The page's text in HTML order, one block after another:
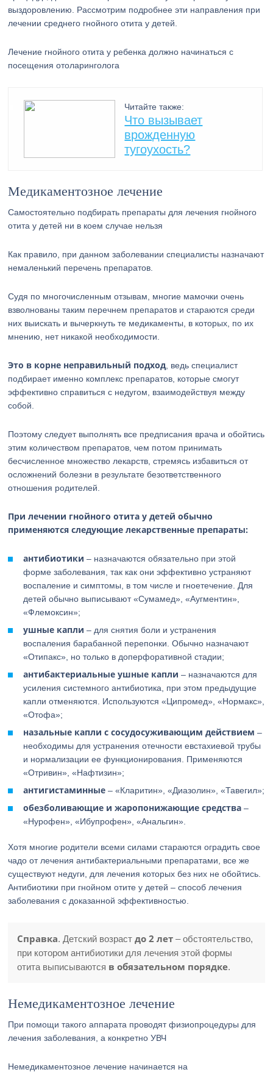
выздоровлению. Рассмотрим подробнее эти направления при
лечении среднего гнойного отита у детей.
Лечение гнойного отита у ребенка должно начинаться с
посещения отоларинголога
Читайте также:
Что вызывает
врожденную
тугоухость?
Медикаментозное лечение
Самостоятельно подбирать препараты для лечения гнойного
отита у детей ни в коем случае нельзя
Как правило, при данном заболевании специалисты назначают
немаленький перечень препаратов.
Судя по многочисленным отзывам, многие мамочки очень
взволнованы таким перечнем препаратов и стараются среди
них выискать и вычеркнуть те медикаменты, в которых, по их
мнению, нет никакой необходимости.
Это в корне неправильный подход , ведь специалист
подбирает именно комплекс препаратов, которые смогут
эффективно справиться с недугом, взаимодействуя между
собой.
Поэтому следует выполнять все предписания врача и обойтись
этим количеством препаратов, чем потом принимать
бесчисленное множество лекарств, стремясь избавиться от
осложнений болезни в результате безответственного
отношения родителей.
При лечении гнойного отита у детей обычно
применяются следующие лекарственные препараты:
антибиотики – назначаются обязательно при этой
форме заболевания, так как они эффективно устраняют
воспаление и симптомы, в том числе и гноетечение. Для
детей обычно выписывают «Сумамед», «Аугментин»,
«Флемоксин»;
ушные капли – для снятия боли и устранения
воспаления барабанной перепонки. Обычно назначают
«Отипакс», но только в доперфоративной стадии;
антибактериальные ушные капли – назначаются для
усиления системного антибиотика, при этом предыдущие
капли отменяются. Используются «Ципромед», «Нормакс»,
«Отофа»;
назальные капли с сосудосуживающим действием –
необходимы для устранения отечности евстахиевой трубы
и нормализации ее функционирования. Применяются
«Отривин», «Нафтизин»;
антигистаминные – «Кларитин», «Диазолин», «Тавегил»;
обезболивающие и жаропонижающие средства –
«Нурофен», «Ибупрофен», «Анальгин».
Хотя многие родители всеми силами стараются оградить свое
чадо от лечения антибактериальными препаратами, все же
существуют недуги, для лечения которых без них не обойтись.
Антибиотики при гнойном отите у детей – способ лечения
заболевания с доказанной эффективностью.
Справка. Детский возрастдо 2 лет – обстоятельство,
при котором антибиотики для лечения этой формы
отита выписываются в обязательном порядке.
Немедикаментозное лечение
При помощи такого аппарата проводят физиопроцедуры для
лечения заболевания, а конкретно УВЧ
Немедикаментозное лечение начинается на